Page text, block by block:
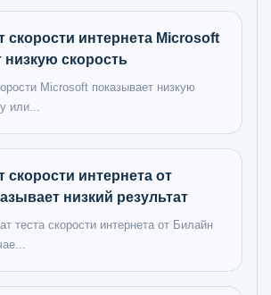
скорости интернета Microsoft
низкую скорость
Microsoft показывает низкую
или...
скорости интернета от
низкий результат
теста скорости интернета от Билайн